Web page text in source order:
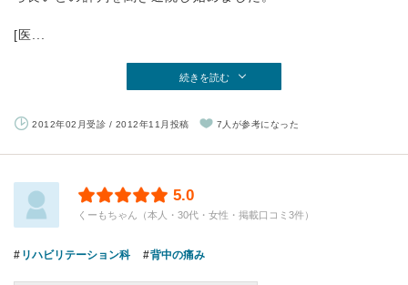
[医...
続きを読む
2012年02月受診 / 2012年11月投稿 7人が参考になった
5.0
くーもちゃん（本人・30代・女性・掲載口コミ3件）
リハビリテーション科 背中の痛み